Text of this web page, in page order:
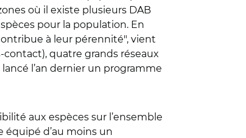
où il existe plusieurs DAB
pour la population. En
à leur pérennité", vient
quatre grands réseaux
l’an dernier un programme
aux espèces sur l’ensemble
équipé d’au moins un